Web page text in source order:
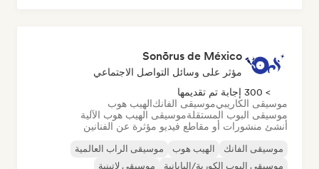
Sonōrus de México
مؤثر على وسائل التواصل الاجتماعي
> 300 إجابة تم تقديمها
موسيقى الكاريبيموسيقى الفانكالهيب هوب
موسيقى البوب المستقلةموسيقى الهيب هوب الآلية
أنشئ منشورات أو مقاطع فيديو مؤثرة عن الفنانين
موسيقى الفانك الهيب هوب
موسيقى الراب العالمية
موسيقى البوب الكورية/اليابانية
موسيقى لاتينية